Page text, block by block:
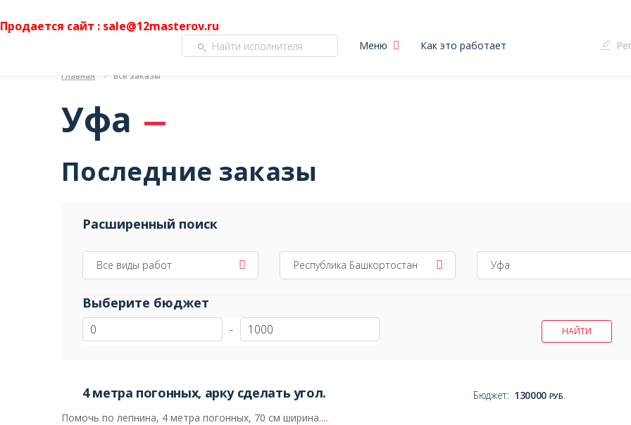
Продается сайт : sale@12masterov.ru
Меню Как это работает
Главная Все заказы
Уфа
Последние заказы
Расширенный поиск
Все виды работ Республика Башкортостан Уфа
Выберите бюджет
-
4 метра погонных, арку сделать угол. Бюджет: 130000 РУБ.
Помочь по лепнина, 4 метра погонных, 70 см ширина....